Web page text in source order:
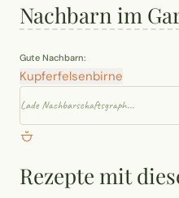
Nachbarn im
Gute Nachbarn:
Kupferfelsenbirne
Lade Nachbarschaftsgraph...
Rezepte mit